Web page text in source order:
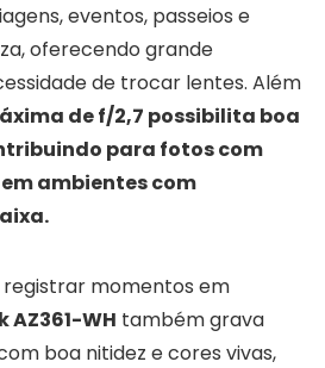
eventos, passeios e
oferecendo grande
de trocar lentes. Além
de f/2,7 possibilita boa
para fotos com
ambientes com
registrar momentos em
AZ361-WH também grava
boa nitidez e cores vivas,